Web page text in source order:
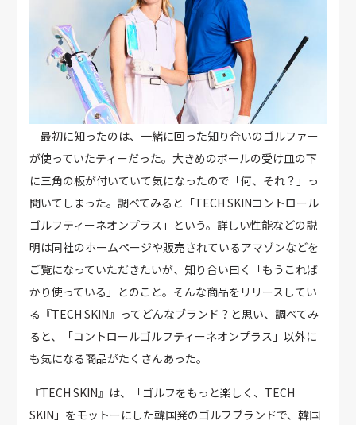
最初に知ったのは、一緒に回った知り合いのゴルファー
が使っていたティーだった。大きめのボールの受け皿の下
に三角の板が付いていて気になったので「何、それ？」っ
聞いてしまった。調べてみると「TECH SKINコントロール
ゴルフティーネオンプラス」という。詳しい性能などの説
明は同社のホームページや販売されているアマゾンなどを
ご覧になっていただきたいが、知り合い曰く「もうこれば
かり使っている」とのこと。そんな商品をリリースしてい
る『TECH SKIN』ってどんなブランド？と思い、調べてみ
ると、「コントロールゴルフティーネオンプラス」以外に
も気になる商品がたくさんあった。
『TECH SKIN』は、「ゴルフをもっと楽しく、TECH
SKIN」をモットーにした韓国発のゴルフブランドで、韓国